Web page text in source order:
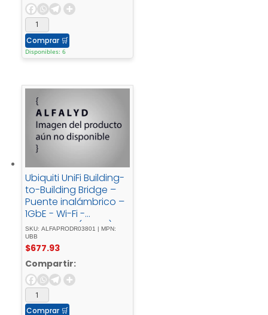
Comprar 🛒
Disponibles: 6
Ubiquiti UniFi Building-
to-Building Bridge –
Puente inalámbrico –
1GbE - Wi-Fi -
5802.11ad - (WiGig)5 -
GHz, - 60 - GHz -
(paquete - de - 2)
SKU: ALFAPRODR03801 | MPN:
UBB
$677.93
Compartir:
Comprar 🛒